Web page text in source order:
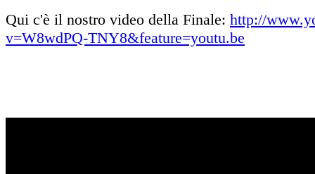
Qui c'è il nostro video della Finale: http://
v=W8wdPQ-TNY8&feature=youtu.be